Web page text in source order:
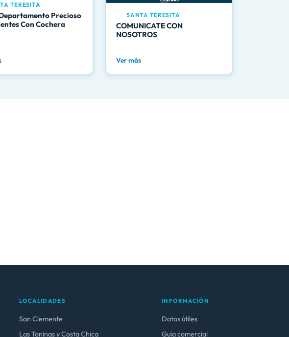
TERESITA
Precioso
Con Cochera
SANTA TERESITA
COMUNICATE CON
NOSOTROS
Ver más
LOCALIDADES
San Clemente
Las Toninas y Costa Chica
INFORMACIÓN
Datos útiles
Guía comercial